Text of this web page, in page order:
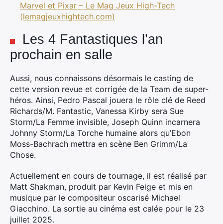
Marvel et Pixar – Le Mag Jeux High-Tech
(lemagjeuxhightech.com)
Les 4 Fantastiques l’an
prochain en salle
Aussi, nous connaissons désormais le casting de
cette version revue et corrigée de la Team de super-
héros. Ainsi, Pedro Pascal jouera le rôle clé de Reed
Richards/M. Fantastic, Vanessa Kirby sera Sue
Storm/La Femme invisible, Joseph Quinn incarnera
Johnny Storm/La Torche humaine alors qu’Ebon
Moss-Bachrach mettra en scène Ben Grimm/La
Chose.
Actuellement en cours de tournage, il est réalisé par
Matt Shakman, produit par Kevin Feige et mis en
musique par le compositeur oscarisé Michael
Giacchino. La sortie au cinéma est calée pour le 23
juillet 2025.